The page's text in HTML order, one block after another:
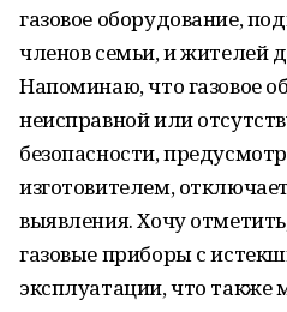
газовое оборудование,
членов семьи, и жителей
Напоминаю, что газовое
неисправной или
безопасности,
изготовителем,
выявления. Хочу
газовые приборы с
эксплуатации, что также